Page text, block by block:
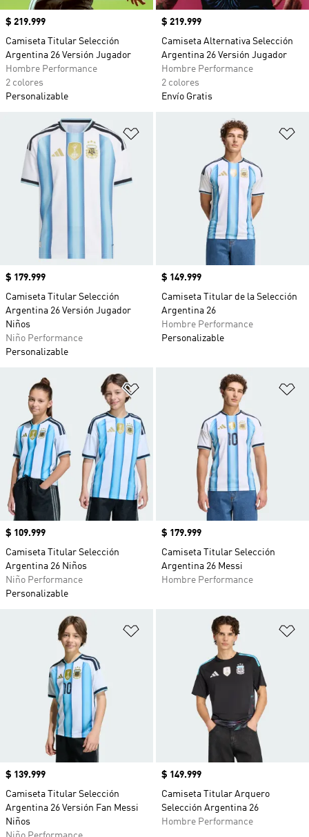
Precio
$ 219.999
Camiseta Titular Selección
Argentina 26 Versión Jugador
Hombre Performance
2 colores
Personalizable
Precio
$ 219.999
Camiseta Alternativa Selección
Argentina 26 Versión Jugador
Hombre Performance
2 colores
Envío Gratis
Añadir a la lista de deseos
Precio
$ 179.999
Camiseta Titular Selección
Argentina 26 Versión Jugador
Niños
Niño Performance
Personalizable
Precio
$ 149.999
Camiseta Titular de la Selección
Argentina 26
Hombre Performance
Personalizable
Añadir a la lista de deseos
Precio
$ 109.999
Camiseta Titular Selección
Argentina 26 Niños
Niño Performance
Personalizable
Precio
$ 179.999
Camiseta Titular Selección
Argentina 26 Messi
Hombre Performance
Añadir a la lista de deseos
Precio
$ 139.999
Camiseta Titular Selección
Argentina 26 Versión Fan Messi
Niños
Precio
$ 149.999
Camiseta Titular Arquero
Selección Argentina 26
Hombre Performance